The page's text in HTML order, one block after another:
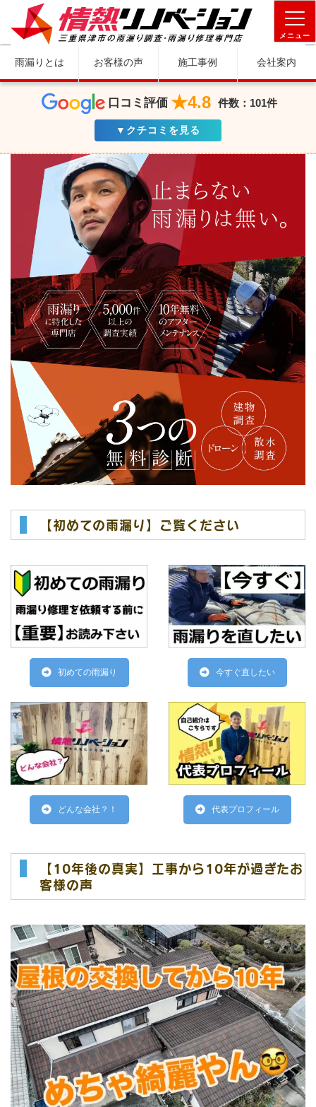
メニュー
雨漏りとは お客様の声 施工事例 会社案内
口コミ評価 ★4.8 件数：101件
▼クチコミを見る
【初めての雨漏り】ご覧ください
初めての雨漏り 今すぐ直したい
どんな会社？！ 代表プロフィール
【10年後の真実】工事から10年が過ぎたお
客様の声